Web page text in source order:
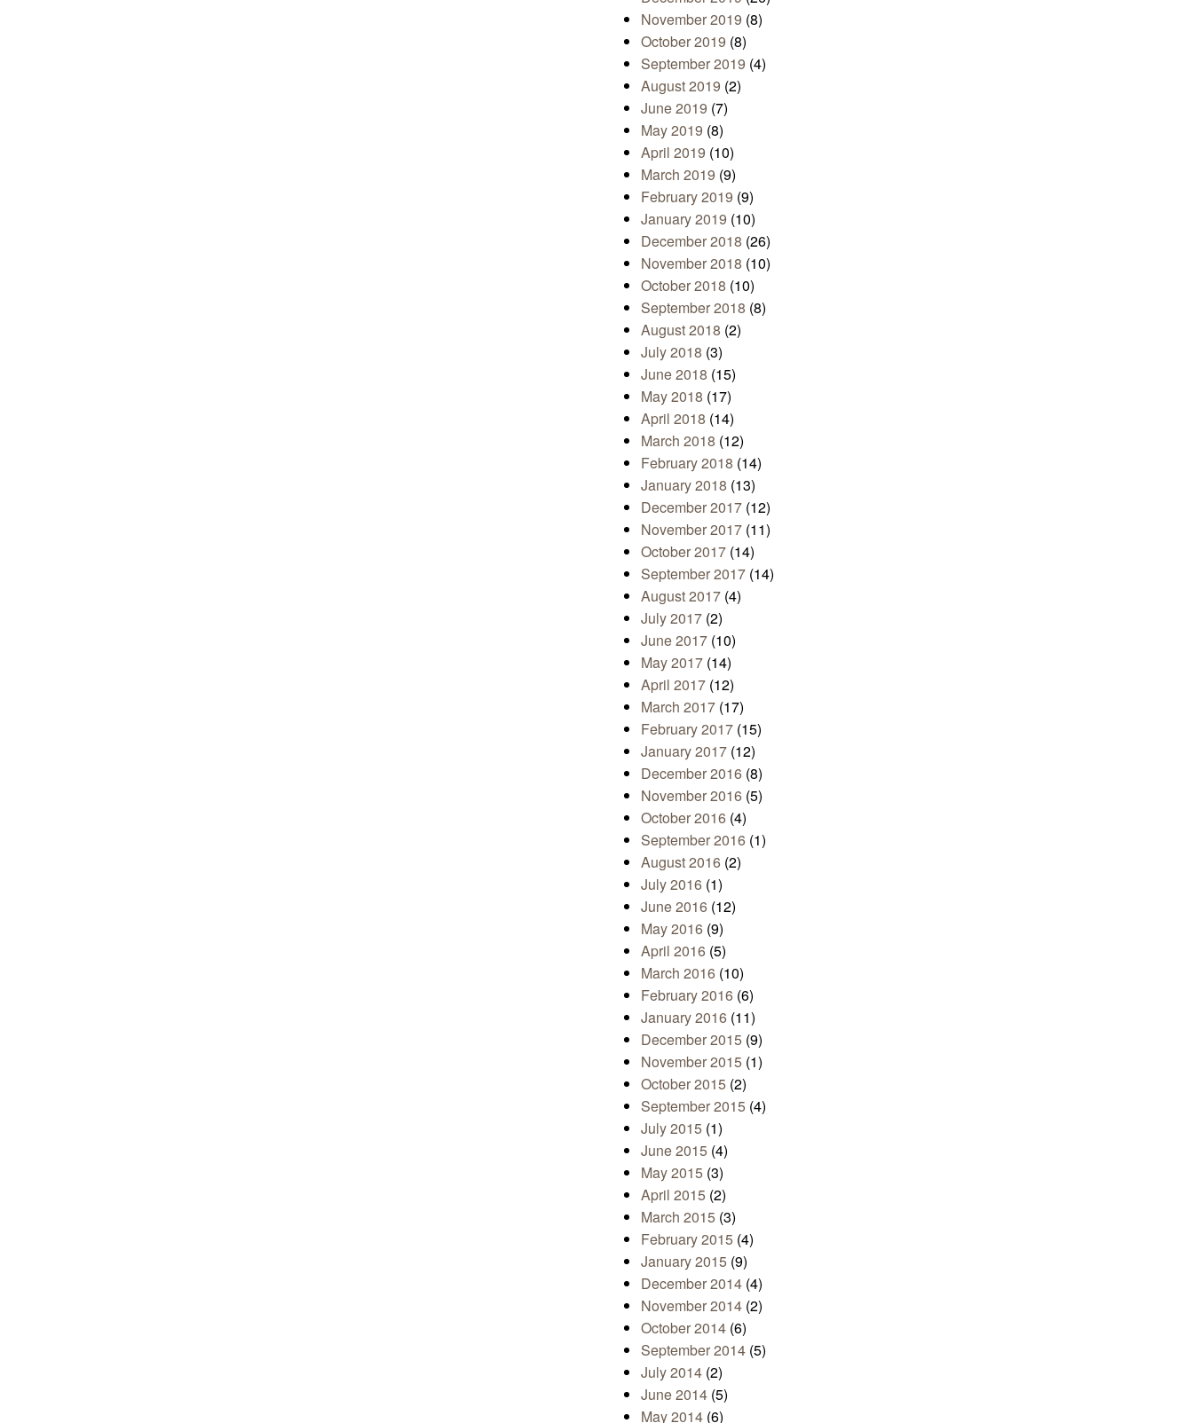
November 2019 (8)
October 2019 (8)
September 2019 (4)
August 2019 (2)
June 2019 (7)
May 2019 (8)
April 2019 (10)
March 2019 (9)
February 2019 (9)
January 2019 (10)
December 2018 (26)
November 2018 (10)
October 2018 (10)
September 2018 (8)
August 2018 (2)
July 2018 (3)
June 2018 (15)
May 2018 (17)
April 2018 (14)
March 2018 (12)
February 2018 (14)
January 2018 (13)
December 2017 (12)
November 2017 (11)
October 2017 (14)
September 2017 (14)
August 2017 (4)
July 2017 (2)
June 2017 (10)
May 2017 (14)
April 2017 (12)
March 2017 (17)
February 2017 (15)
January 2017 (12)
December 2016 (8)
November 2016 (5)
October 2016 (4)
September 2016 (1)
August 2016 (2)
July 2016 (1)
June 2016 (12)
May 2016 (9)
April 2016 (5)
March 2016 (10)
February 2016 (6)
January 2016 (11)
December 2015 (9)
November 2015 (1)
October 2015 (2)
September 2015 (4)
July 2015 (1)
June 2015 (4)
May 2015 (3)
April 2015 (2)
March 2015 (3)
February 2015 (4)
January 2015 (9)
December 2014 (4)
November 2014 (2)
October 2014 (6)
September 2014 (5)
July 2014 (2)
June 2014 (5)
May 2014 (6)